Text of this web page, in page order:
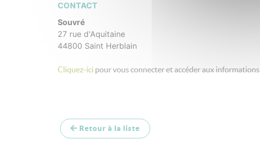
CONTACT
Souvré
27 rue d'Aquitaine
44800 Saint Herblain
Cliquez-ici pour vous connecter et accéder aux
Retour à la liste